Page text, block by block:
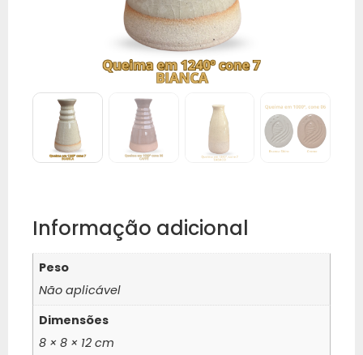
Informação adicional
Peso
Não aplicável
Dimensões
8 × 8 × 12 cm